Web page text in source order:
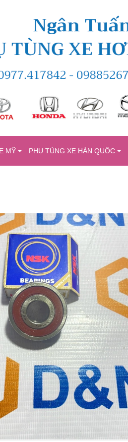
MỸ PHỤ TÙNG XE HÀN QUỐC